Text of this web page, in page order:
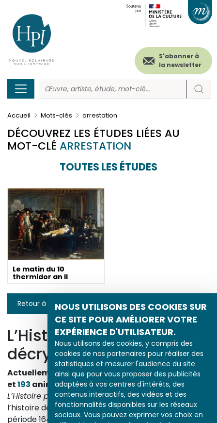
NOUS UTILISONS DES COOKIES SUR
CE SITE POUR AMÉLIORER VOTRE
EXPÉRIENCE D'UTILISATEUR.
Nous utilisons des cookies, y compris des
cookies de nos partenaires pour réaliser des
statistiques et mesurer l'audience du site
ainsi que pour vous proposer des publicités
adaptées à vos centres d'intérêts, des
contenus interactifs, des vidéos et des
fonctionnalités disponibles sur les réseaux
sociaux. Vous pouvez exprimer vos choix en
contenu
principal
Menu
secondaire
(header)
S'abonner à
la newsletter
Accueil Mots-clés arrestation
DÉCOUVREZ LES ÉTUDES LIÉES AU
MOT-CLÉ ARRESTATION
TOUTES LES ÉTUDES
Le matin du 10
thermidor an II
Retour à la liste
L’Histoire par l’image
décrypte l’histoire
Actuellement en ligne3153œuvres,1748études
et193 animations.
L’Histoire par l’image explore les événements de
l’histoire de France et les évolutions majeures de la
période 1643-1945. À travers des peintures, dessins,